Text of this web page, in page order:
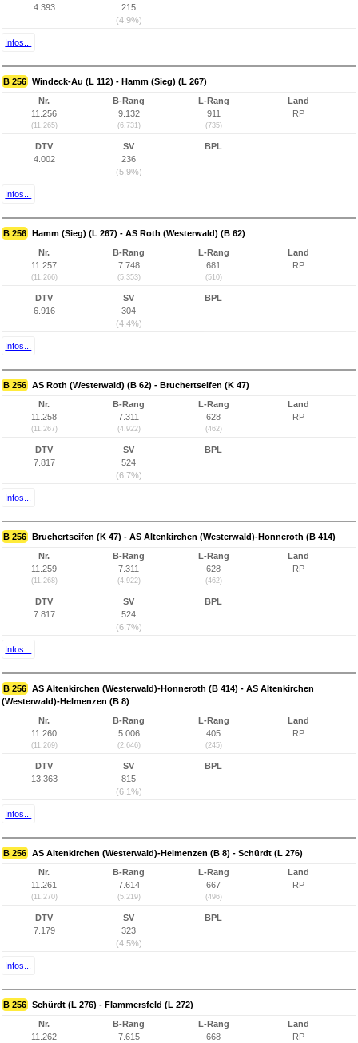
4.393
215
(4,9%)
Infos...
B 256 Windeck-Au (L 112) - Hamm (Sieg) (L 267)
Nr.
11.256
(11.265)
B-Rang
9.132
(6.731)
L-Rang
911
(735)
Land
RP
DTV
4.002
SV
236
(5,9%)
BPL
Infos...
B 256 Hamm (Sieg) (L 267) - AS Roth (Westerwald) (B 62)
Nr.
11.257
(11.266)
B-Rang
7.748
(5.353)
L-Rang
681
(510)
Land
RP
DTV
6.916
SV
304
(4,4%)
BPL
Infos...
B 256 AS Roth (Westerwald) (B 62) - Bruchertseifen (K 47)
Nr.
11.258
(11.267)
B-Rang
7.311
(4.922)
L-Rang
628
(462)
Land
RP
DTV
7.817
SV
524
(6,7%)
BPL
Infos...
B 256 Bruchertseifen (K 47) - AS Altenkirchen (Westerwald)-Honneroth (B 414)
Nr.
11.259
(11.268)
B-Rang
7.311
(4.922)
L-Rang
628
(462)
Land
RP
DTV
7.817
SV
524
(6,7%)
BPL
Infos...
B 256 AS Altenkirchen (Westerwald)-Honneroth (B 414) - AS Altenkirchen
(Westerwald)-Helmenzen (B 8)
Nr.
11.260
(11.269)
B-Rang
5.006
(2.646)
L-Rang
405
(245)
Land
RP
DTV
13.363
SV
815
(6,1%)
BPL
Infos...
B 256 AS Altenkirchen (Westerwald)-Helmenzen (B 8) - Schürdt (L 276)
Nr.
11.261
(11.270)
B-Rang
7.614
(5.219)
L-Rang
667
(496)
Land
RP
DTV
7.179
SV
323
(4,5%)
BPL
Infos...
B 256 Schürdt (L 276) - Flammersfeld (L 272)
Nr.
11.262
B-Rang
7.615
L-Rang
668
Land
RP